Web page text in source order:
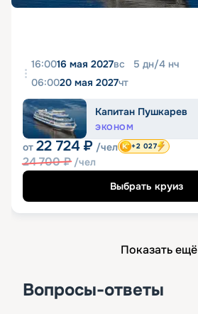
16:0016 мая 2027вс 5 дн/4 нч
06:0020 мая 2027чт
Капитан Пушкарев
ЭКОНОМ
от 22 724 ₽ /чел
24 700₽ /чел
+2 027
Выбрать круиз
Показать ещё
Вопросы-ответы